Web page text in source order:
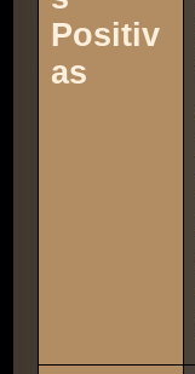
Positiv
as